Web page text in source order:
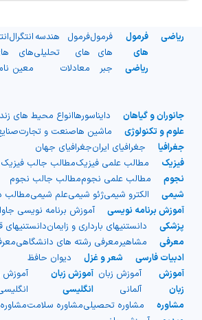
ریاضی
فرمول
های
ریاضی
فرمول
های
جبر
فرمول
های
معادلات
هندسه
تحلیلی
انتگرال
های
معین
جانوران و گیاهان
دایناسورهاانواع محیط های
علوم و تکنولوژی
ماشین هاصنعت و تجارت
جغرافیا
جغرافیای ایرانجغرافیای جهان
فیزیک
مطالب علمی فیزیکمطالب جالب فیزیک
نجوم
مطالب علمی نجوممطالب جالب نجوم
شیمی
الکترو شیمیژئو شیمیعلم شیمیمطالب
آموزش برنامه نویسی
آموزش برنامه نویسی
پزشکی
دانستنیهای بارداری و زایماندانستنیهای
معرفی
مشاهیرمعرفی رشته های دانشگاهی
ادبیات فارسی
شعر و غزل
دیوان حافظ
آموزش
زبان
آموزش زبان
آلمانی
آموزش زبان
انگلیسی
آموزش
مشاوره
مشاوره تحصیلیمشاوره سلامت